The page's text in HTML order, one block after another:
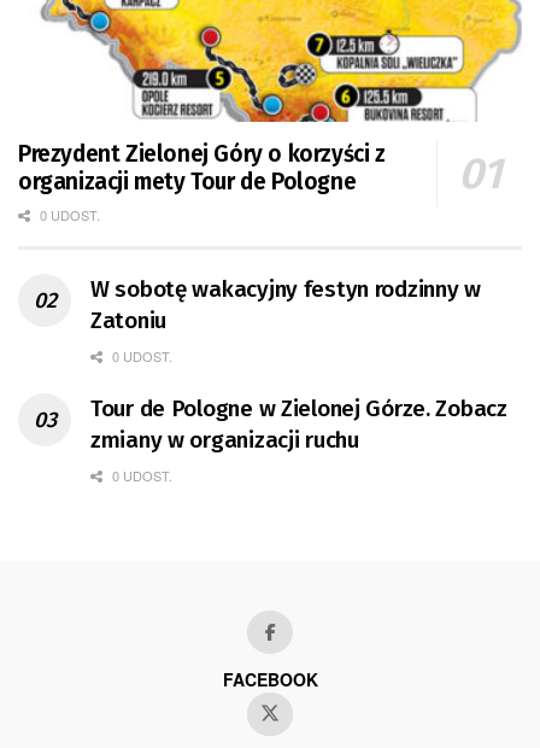
Prezydent Zielonej Góry o korzyści z
organizacji mety Tour de Pologne
0 UDOST.
W sobotę wakacyjny festyn rodzinny w
Zatoniu
0 UDOST.
Tour de Pologne w Zielonej Górze. Zobacz
zmiany w organizacji ruchu
0 UDOST.
FACEBOOK